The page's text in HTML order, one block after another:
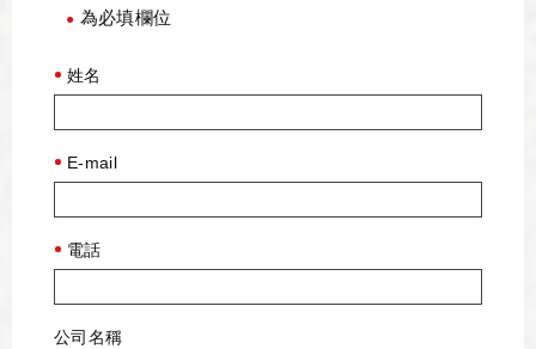
● 為必填欄位
姓名
E-mail
電話
公司名稱